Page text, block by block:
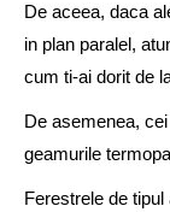
De aceea, daca
in plan paralel,
cum ti-ai dorit de
De asemenea,
geamurile
Ferestrele de